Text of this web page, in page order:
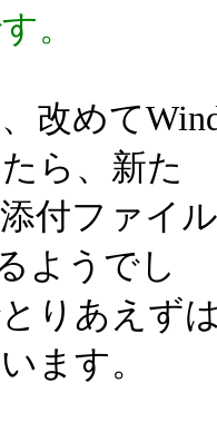
。
改めて
ら、新た
付ファイ
ようでし
りあえず
ます。